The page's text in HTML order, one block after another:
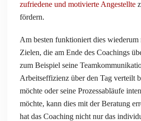
zufriedene und motivierte Angestellte
fördern.
Am besten funktioniert dies wiederum
Zielen, die am Ende des Coachings
zum Beispiel seine
Arbeitseffizienz über den Tag verteilt
möchte oder seine Prozessabläufe
möchte, kann dies mit der Beratung
hat das Coaching nicht nur das